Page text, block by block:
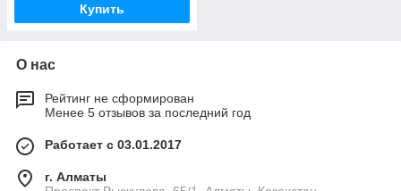
Купить
О нас
Рейтинг не сформирован
Менее 5 отзывов за последний год
Работает с 03.01.2017
г. Алматы